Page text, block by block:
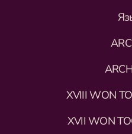
XVIII WON
XVII WON